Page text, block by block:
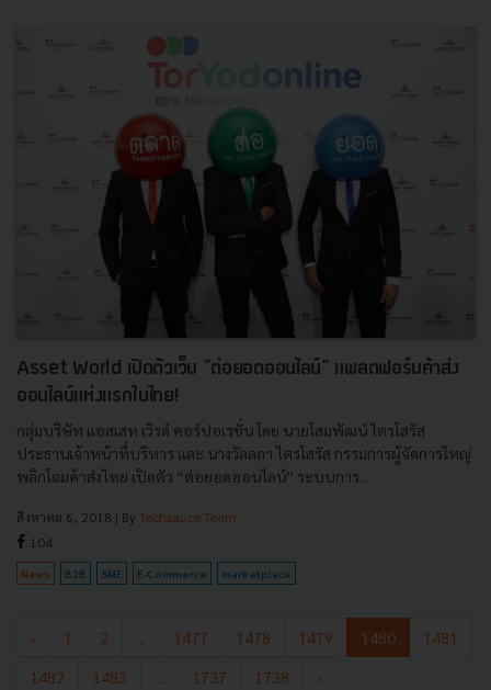
Asset World เปิดตัวเว็บ "ต่อยอดออนไลน์" แพลตฟอร์มค้าส่ง
ออนไลน์แห่งแรกในไทย!
กลุ่มบริษัท แอสเสท เวิรด์ คอร์ปอเรชั่น โดย นายโสมพัฒน์ ไตรโสรัส
ประธานเจ้าหน้าที่บริหาร และ นางวัลลภา ไตรโสรัส กรรมการผู้จัดการใหญ่
พลิกโฉมค้าส่งไทย เปิดตัว “ต่อยอดออนไลน์” ระบบการ...
สิงหาคม 6, 2018 | By Techsauce Team
104
News B2B SME E-Commerce marketplace
‹ 1 2 1477 1478 1479 1480
1481
1482
1483 1737 1738 ›